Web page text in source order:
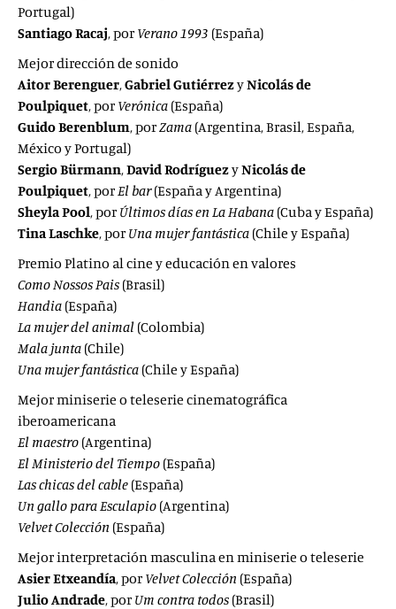
Portugal)
Santiago Racaj, por Verano 1993 (España)
Mejor dirección de sonido
Aitor Berenguer,Gabriel GutiérrezyNicolás de
Poulpiquet, por Verónica (España)
Guido Berenblum, porZama (Argentina, Brasil, España,
México y Portugal)
Sergio Bürmann,David RodríguezyNicolás de
Poulpiquet, porEl bar(España y Argentina)
Sheyla Pool, por Últimos días en La Habana (Cuba y España)
Tina Laschke, por Una mujer fantástica (Chile y España)
Premio Platino al cine y educación en valores
Como Nossos Pais (Brasil)
Handia (España)
La mujer del animal (Colombia)
Mala junta (Chile)
Una mujer fantástica (Chile y España)
Mejor miniserie o teleserie cinematográfica
iberoamericana
El maestro (Argentina)
El Ministerio del Tiempo (España)
Las chicas del cable (España)
Un gallo para Esculapio (Argentina)
Velvet Colección (España)
Mejor interpretación masculina en miniserie o teleserie
Asier Etxeandía, por Velvet Colección (España)
Julio Andrade, por Um contra todos (Brasil)